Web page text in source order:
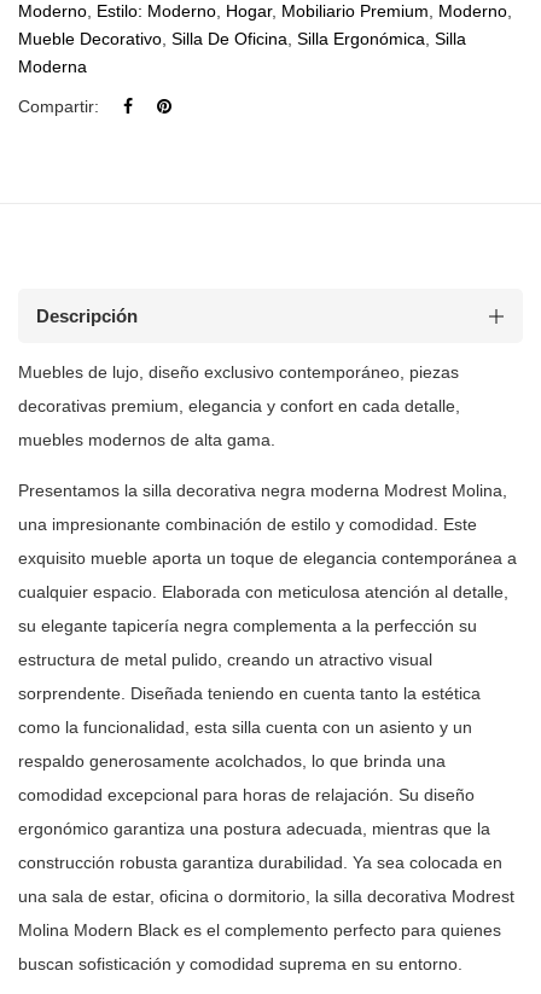
Moderno Estilo: Moderno Hogar, Mobiliario Premium Moderno
Mueble Decorativo Silla De Oficina Silla Ergonómica Silla
Moderna
Compartir:
Descripción
Muebles de lujo, diseño exclusivo contemporáneo, piezas
decorativas premium, elegancia y confort en cada detalle,
muebles modernos de alta gama.
Presentamos la silla decorativa negra moderna Modrest Molina,
una impresionante combinación de estilo y comodidad. Este
exquisito mueble aporta un toque de elegancia contemporánea a
cualquier espacio. Elaborada con meticulosa atención al detalle,
su elegante tapicería negra complementa a la perfección su
estructura de metal pulido, creando un atractivo visual
sorprendente. Diseñada teniendo en cuenta tanto la estética
como la funcionalidad, esta silla cuenta con un asiento y un
respaldo generosamente acolchados, lo que brinda una
comodidad excepcional para horas de relajación. Su diseño
ergonómico garantiza una postura adecuada, mientras que la
construcción robusta garantiza durabilidad. Ya sea colocada en
una sala de estar, oficina o dormitorio, la silla decorativa Modrest
Molina Modern Black es el complemento perfecto para quienes
buscan sofisticación y comodidad suprema en su entorno.